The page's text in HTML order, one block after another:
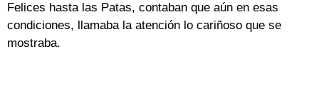
Felices hasta las Patas, contaban que aún en esas
condiciones, llamaba la atención lo cariñoso que se
mostraba.